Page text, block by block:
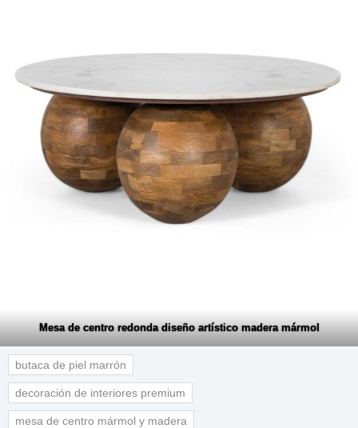
Mesa de centro redonda diseño artístico madera mármol
butaca de piel marrón
decoración de interiores premium
mesa de centro mármol y madera